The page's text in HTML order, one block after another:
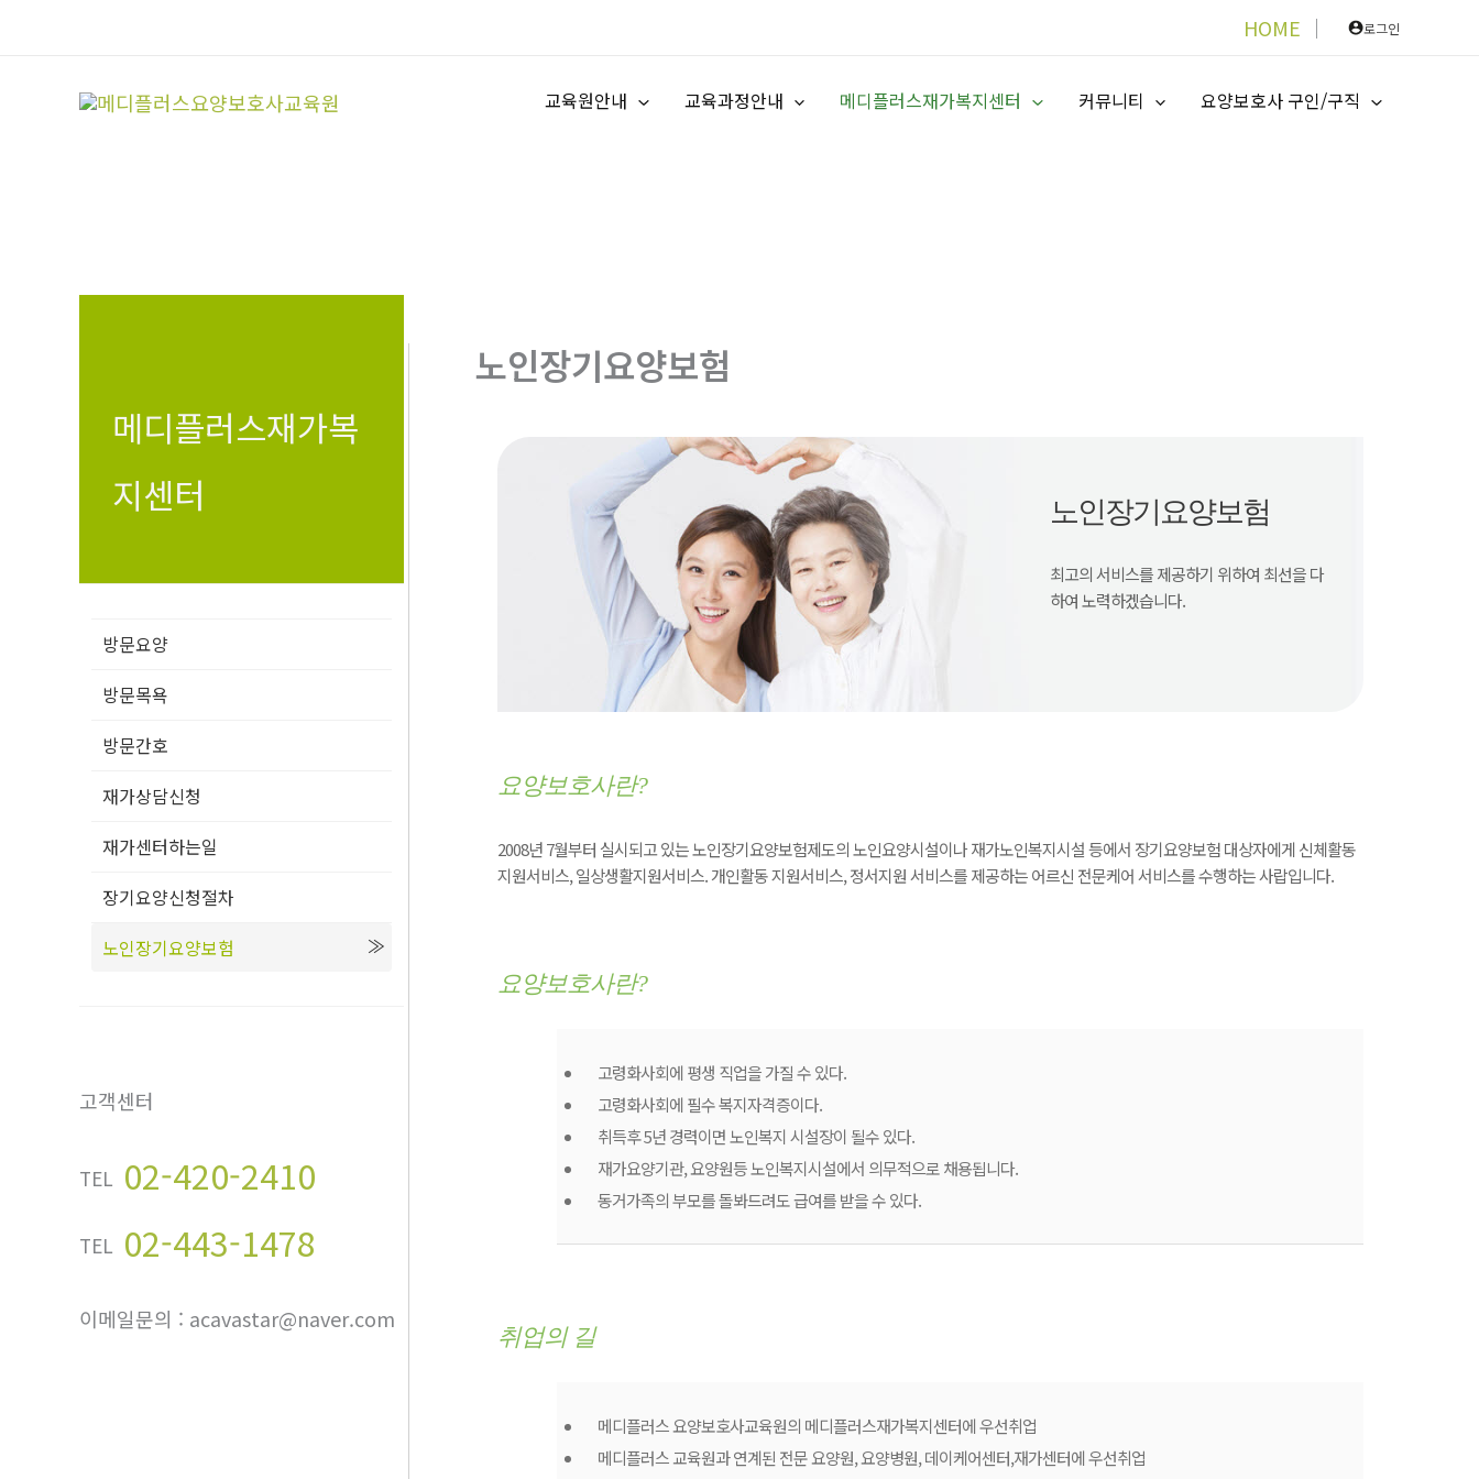
HOME │ 로그인
교육원안내 교육과정안내 메디플러스재가복지센터 커뮤니티 요양보호사 구인/구직
메디플러스재가복
지센터
방문요양
방문목욕
방문간호
재가상담신청
재가센터하는일
장기요양신청절차
노인장기요양보험
고객센터
TEL 02-420-2410
TEL 02-443-1478
이메일문의 : acavastar@naver.com
노인장기요양보험
노인장기요양보험
최고의 서비스를 제공하기 위하여 최선을 다
하여 노력하겠습니다.
요양보호사란?
2008년 7월부터 실시되고 있는 노인장기요양보험제도의 노인요양시설이나 재가노인복지시설 등에서 장기요양보험 대상자에게 신체활동
지원서비스, 일상생활지원서비스. 개인활동 지원서비스, 정서지원 서비스를 제공하는 어르신 전문케어 서비스를 수행하는 사랍입니다.
요양보호사란?
고령화사회에 평생 직업을 가질 수 있다.
고령화사회에 필수 복지자격증이다.
취득후 5년 경력이면 노인복지 시설장이 될수 있다.
재가요양기관, 요양원등 노인복지시설에서 의무적으로 채용됩니다.
동거가족의 부모를 돌봐드려도 급여를 받을 수 있다.
취업의 길
메디플러스 요양보호사교육원의 메디플러스재가복지센터에 우선취업
메디플러스 교육원과 연계된 전문 요양원, 요양병원, 데이케어센터,재가센터에 우선취업